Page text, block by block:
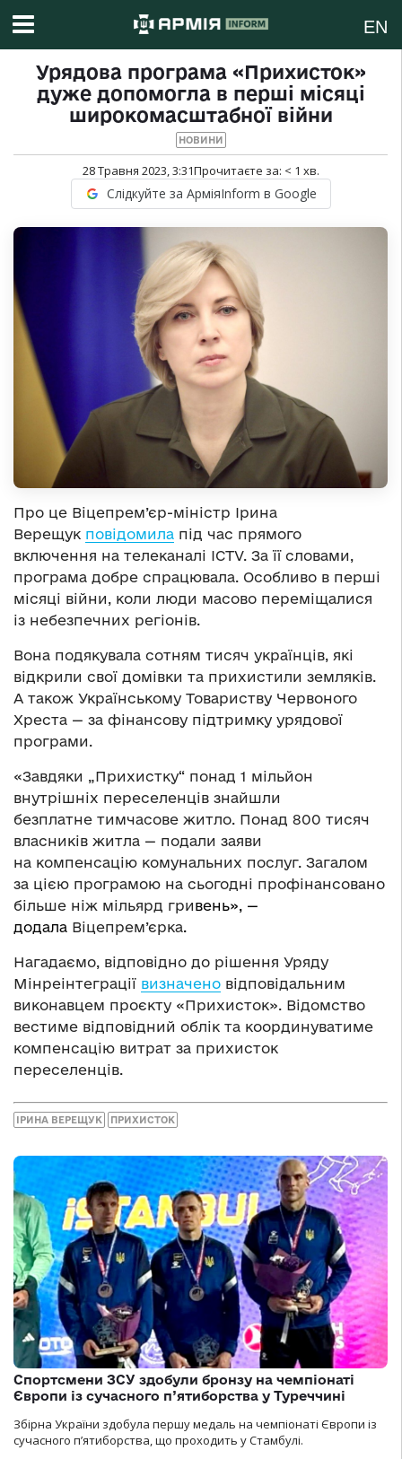
EN
Урядова програма «Прихисток»
дуже допомогла в перші місяці
широкомасштабної війни
НОВИНИ
28 Травня 2023, 3:31Прочитаєте за: < 1 хв.
Слідкуйте за АрміяInform в Google
Про це Віцепрем’єр-міністр Ірина
Верещук повідомила під час прямого
включення на телеканалі ICTV. За її словами,
програма добре спрацювала. Особливо в перші
місяці війни, коли люди масово переміщалися
із небезпечних регіонів.
Вона подякувала сотням тисяч українців, які
відкрили свої домівки та прихистили земляків.
А також Українському Товариству Червоного
Хреста — за фінансову підтримку урядової
програми.
«Завдяки „Прихистку“ понад 1 мільйон
внутрішніх переселенців знайшли
безплатне тимчасове житло. Понад 800 тисяч
власників житла — подали заяви
на компенсацію комунальних послуг. Загалом
за цією програмою на сьогодні профінансовано
більше ніж мільярд гривень», —
додала Віцепрем’єрка.
Нагадаємо, відповідно до рішення Уряду
Мінреінтеграції визначено відповідальним
виконавцем проєкту «Прихисток». Відомство
вестиме відповідний облік та координуватиме
компенсацію витрат за прихисток
переселенців.
ІРИНА ВЕРЕЩУК ПРИХИСТОК
Спортсмени ЗСУ здобули бронзу на чемпіонаті
Європи із сучасного п’ятиборства у Туреччині
Збірна України здобула першу медаль на чемпіонаті Європи із
сучасного п’ятиборства, що проходить у Стамбулі.